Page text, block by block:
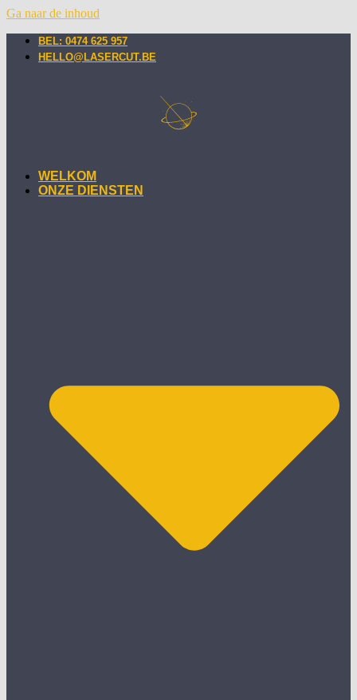
Ga naar de inhoud
BEL: 0474 625 957
HELLO@LASERCUT.BE
WELKOM
ONZE DIENSTEN